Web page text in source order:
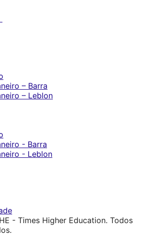
– Barra
– Leblon
- Barra
- Leblon
- Times Higher Education. Todos